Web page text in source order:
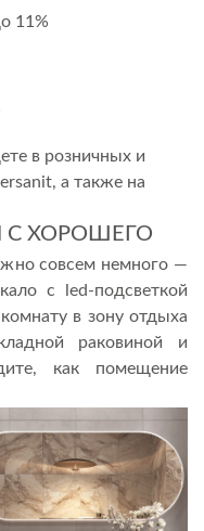
11%
в розничных и
а также на
С ХОРОШЕГО
совсем немного —
с led-подсветкой
в зону отдыха
раковиной и
как помещение